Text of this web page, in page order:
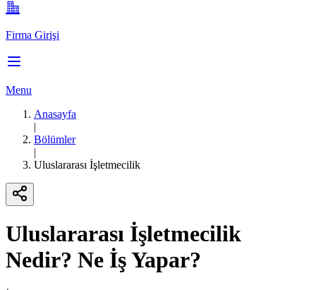
Firma Girişi
Menu
Anasayfa
|
Bölümler
|
Uluslararası İşletmecilik
Uluslararası İşletmecilik
Nedir? Ne İş Yapar?